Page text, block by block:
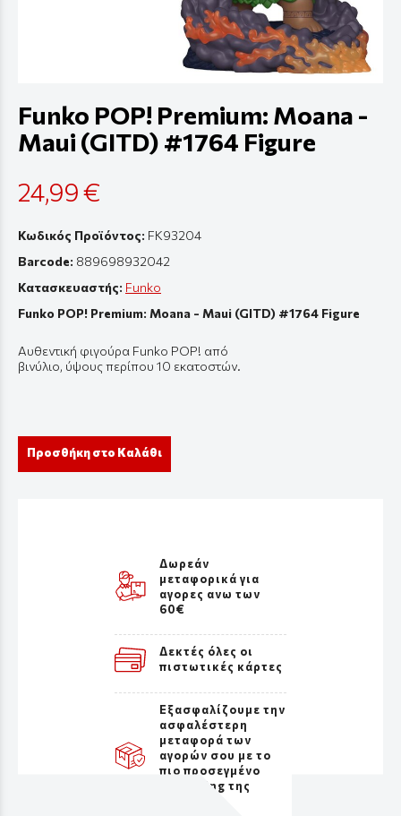
Funko POP! Premium: Moana -
Maui (GITD) #1764 Figure
24,99 €
Κωδικός Προϊόντος: FK93204
Barcode: 889698932042
Κατασκευαστής: Funko
Funko POP! Premium: Moana - Maui (GITD) #1764 Figure
Αυθεντική φιγούρα Funko POP! από
βινύλιο, ύψουςπερίπου 10 εκατοστών.
Προσθήκη στο Καλάθι
Δωρεάν
μεταφορικά για
αγορες ανω των
60€
Δεκτές όλες οι
πιστωτικές κάρτες
Εξασφαλίζουμε την
ασφαλέστερη
μεταφορά των
αγορών σου με το
πιο προσεγμένο
packaging της